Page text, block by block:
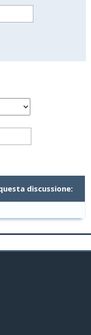
discussione: